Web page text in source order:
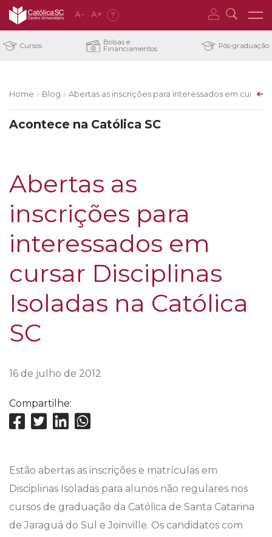
A- A+ ?
Cursos Bolsas e
Financiamentos Pós-graduação
Home / Blog / Abertas as inscrições para interessados em cursar
Acontece na Católica SC
Abertas as
inscrições para
interessados em
cursar Disciplinas
Isoladas na Católica
SC
16 de julho de 2012
Compartilhe:
Estão abertas as inscrições e matrículas em
Disciplinas Isoladas para alunos não regulares nos
cursos de graduação da Católica de Santa Catarina
de Jaraguá do Sul e Joinville. Os candidatos com